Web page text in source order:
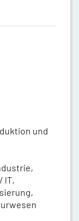
und
IT,